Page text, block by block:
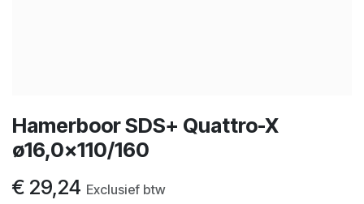
Hamerboor SDS+ Quattro-X
ø16,0x110/160
€ 29,24 Exclusief btw